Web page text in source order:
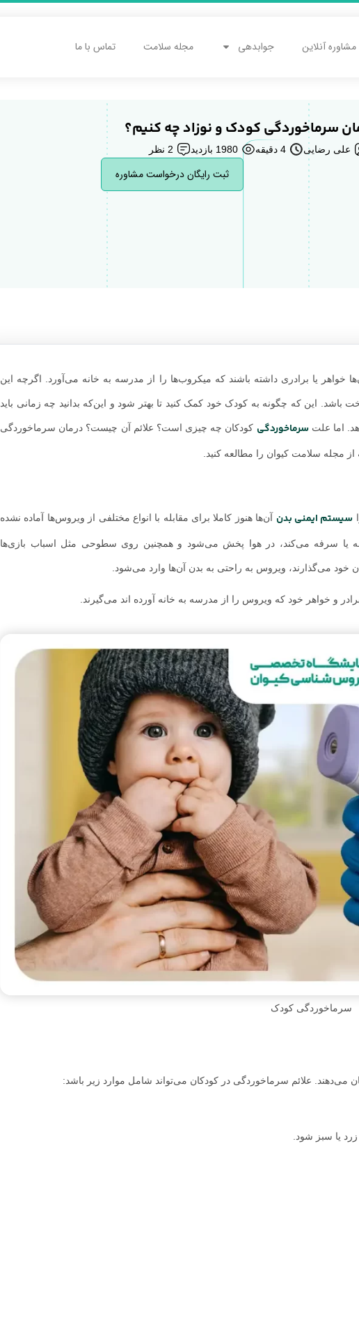
مشاوره آنلاین جوابدهی مجله سلامت تماس با ما
سرماخوردگی کودک و نوزاد چه کنیم؟
علی رضایی 4 دقیقه 1980 بازدید 2 نظر
ثبت رایگان درخواست مشاوره
یا برادری داشته باشند که میکروب‌ها را از مدرسه به خانه می‌آورد. اگرچه این
این که چگونه به کودک خود کمک کنید تا بهتر شود و این‌که بدانید چه زمانی باید
اما علتسرماخوردگی کودکان چه چیزی است؟ علائم آن چیست؟ درمان سرماخوردگی
مجله سلامت کیوان را مطالعه کنید.
سیستم ایمنی بدن آن‌ها هنوز کاملا برای مقابله با انواع مختلفی از ویروس‌ها آماده نشده
سرفه می‌کند، در هوا پخش می‌شود و همچنین روی سطوحی مثل اسباب بازی‌ها
خود می‌گذارند، ویروس به راحتی به بدن آن‌ها وارد می‌شود.
و خواهر خود که ویروس را از مدرسه به خانه آورده اند می‌گیرند.
سرماخوردگی کودک
یا سبز شود.